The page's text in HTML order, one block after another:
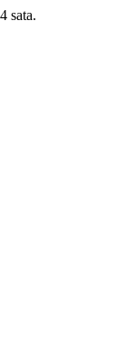
sata.